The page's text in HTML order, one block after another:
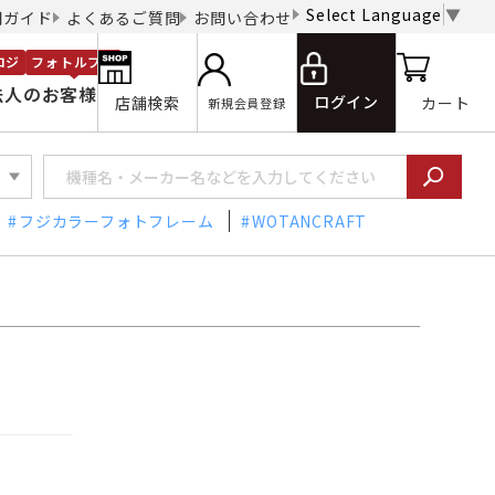
イド よくあるご質問 お問い合わせ Select Language ▼
のお客様
ジ フォトルプロ
店舗検索 新規会員登録 ログイン カート
フジカラーフォトフレーム WOTANCRAFT